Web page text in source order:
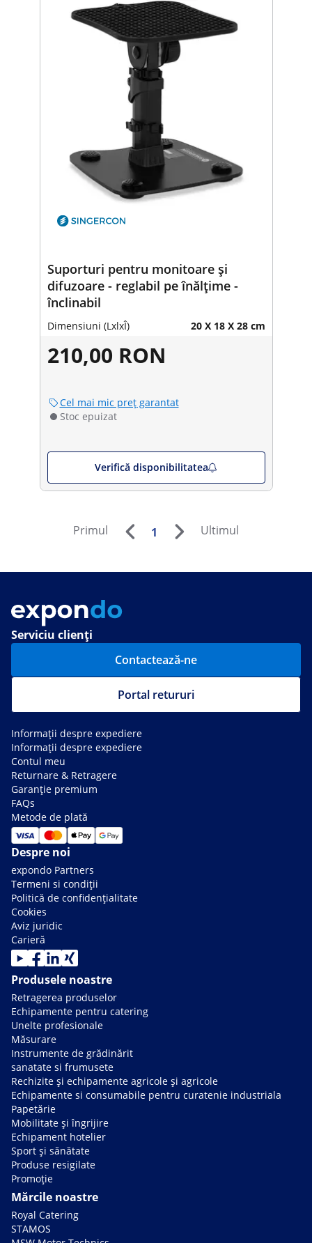
Suporturi pentru monitoare și
difuzoare - reglabil pe înălțime -
înclinabil
Dimensiuni (LxlxÎ) 20 X 18 X 28 cm
210,00 RON
Cel mai mic preț garantat
Stoc epuizat
Verifică disponibilitatea
Primul 1 Ultimul
Serviciu clienți
Contactează-ne
Portal retururi
Informații despre expediere
Informații despre expediere
Contul meu
Returnare & Retragere
Garanție premium
FAQs
Metode de plată
Despre noi
expondo Partners
Termeni si condiții
Politică de confidențialitate
Cookies
Aviz juridic
Carieră
Produsele noastre
Retragerea produselor
Echipamente pentru catering
Unelte profesionale
Măsurare
Instrumente de grădinărit
sanatate si frumusete
Rechizite și echipamente agricole și agricole
Echipamente si consumabile pentru curatenie industriala
Papetărie
Mobilitate și îngrijire
Echipament hotelier
Sport și sănătate
Produse resigilate
Promoție
Mărcile noastre
Royal Catering
STAMOS